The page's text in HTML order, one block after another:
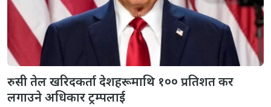
रुसी तेल खरिदकर्ता देशहरूमाथि १०० प्रतिशत कर
लगाउने अधिकार ट्रम्पलाई